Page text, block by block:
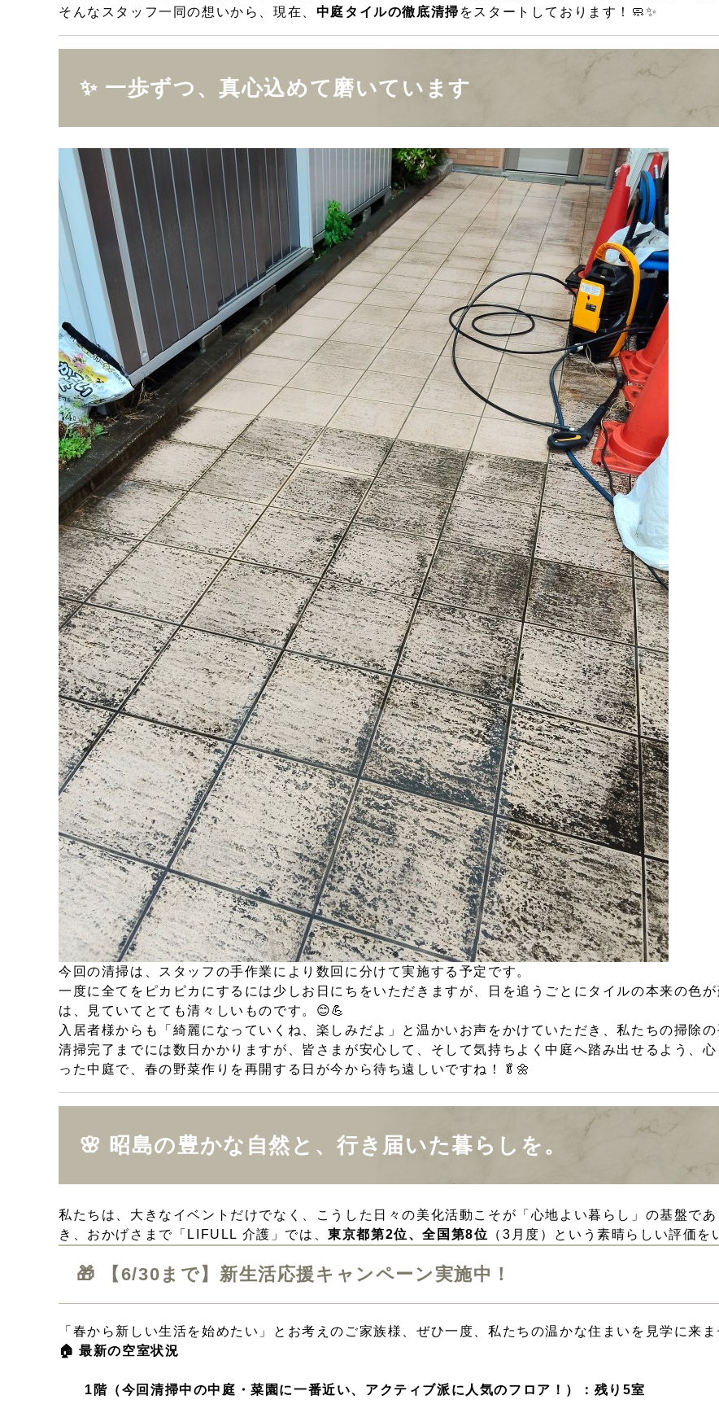
そんなスタッフ一同の想いから、現在、 中庭タイルの徹底清掃 をスタートしております！🧼✨
✨ 一歩ずつ、真心込めて磨いています
今回の清掃は、スタッフの手作業により数回に分けて実施する予定です。
一度に全てをピカピカにするには少しお日にちをいただきますが、日を追うごとにタイルの本来の色
は、見ていてとても清々しいものです。😊💪
入居者様からも「綺麗になっていくね、楽しみだよ」と温かいお声をかけていただき、私たちの掃除の
清掃完了までには数日かかりますが、皆さまが安心して、そして気持ちよく中庭へ踏み出せるよう、
った中庭で、春の野菜作りを再開する日が今から待ち遠しいですね！🥬🌼
🌸 昭島の豊かな自然と、行き届いた暮らしを。
私たちは、大きなイベントだけでなく、こうした日々の美化活動こそが「心地よい暮らし」の基盤で
き、おかげさまで「LIFULL 介護」では、東京都第2位、全国第8位 （3月度）という素晴らしい評価
🎁 【6/30まで】新生活応援キャンペーン実施中！
「春から新しい生活を始めたい」とお考えのご家族様、ぜひ一度、私たちの温かな住まいを見学に来ま
🏠 最新の空室状況
1階（今回清掃中の中庭・菜園に一番近い、アクティブ派に人気のフロア！）：残り5室